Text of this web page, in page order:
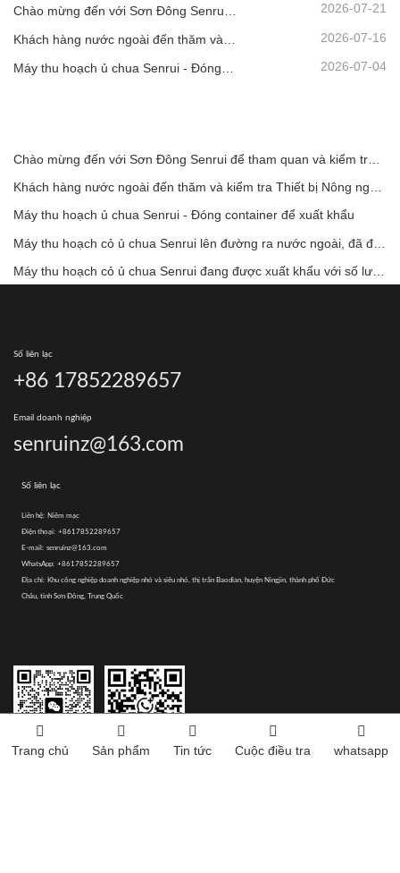
2026-07-21
2026-07-16
Máy thu hoạch ủ chua Senrui - Đóng container để xuất khẩu 2026-07-04
Máy thu hoạch ủ chua Senrui - Đóng container để xuất khẩu
Số liên lạc
+86 17852289657
Email doanh nghiệp
senruinz@163.com
Số liên lạc
Liên hệ: Niêm mạc
Điện thoại: +8617852289657
E-mail: senruinz@163.com
WhatsApp: +8617852289657
Địa chỉ: Khu công nghiệp doanh nghiệp nhỏ và siêu nhỏ, thị trấn Baodian, huyện Ningjin, thành phố Đức
Châu, tỉnh Sơn Đông, Trung Quốc
Hãy chú ý đến tài khoản
Vui lòng thêm tôi trên
Trang chủ Sản phẩm Tin tức Cuộc điều tra whatsapp